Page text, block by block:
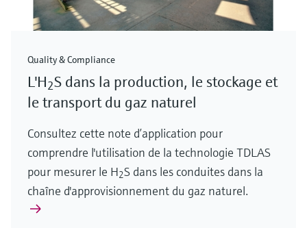
Quality & Compliance
L'H2S dans la production, le stockage et
le transport du gaz naturel
Consultez cette note d’application pour
comprendre l'utilisation de la technologie TDLAS
pour mesurer le H2S dans les conduites dans la
chaîne d'approvisionnement du gaz naturel.